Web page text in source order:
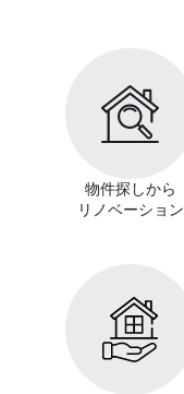
物件探しから
リノベーション